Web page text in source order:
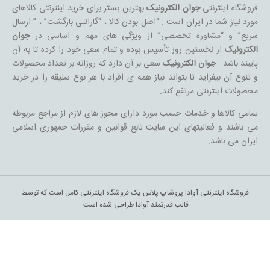
فروشگاه اینترنتیجوان الکترونیکبهترین بستر برای خرید اینترنتی کالاهای
مورد نیاز شما در ایران است . “اصل بودن کالا ، “گارانتی بازگشت” ، ” ارسال
سریع” و “مشاوره تخصصی” از ویژگی های مهم و اساسی درجوان
الکترونیکاز نخستین روز تأسیس بوده و تمام سعی خود را کرده تا به آن
پایبند باشد .جوان الکترونیکسعی بر آن دارد که روزانه بر تعداد محصولات
و تنوع آن بیفزاید تا بتواند نیاز همه ی افراد با هر نوع سلیقه را در خرید
محصولات اینترنتی مرتفع کند.
تمامی کالاها و خدمات حسب مورد دارای مجوز های لازم از مراجع مربوطه
می باشند و فعالیتهای این سایت تابع قوانین و مقررات جمهوری اسلامی
ایران می باشد.
فروشگاه اینترنتی آوادا پروشاپ پلاس یک فروشگاه اینترنتی کامل است که توسط
قالب قدرتمند آوادا طراحی شده است.